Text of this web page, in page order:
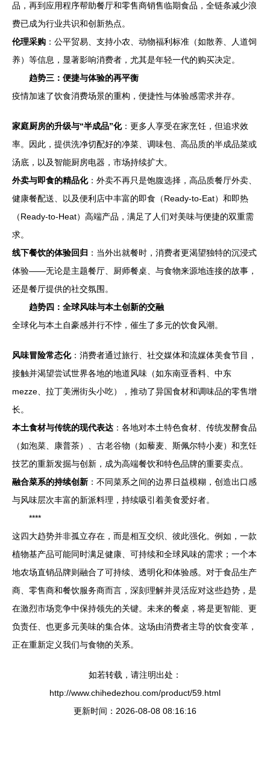
品，再到应用程序帮助餐厅和零售商销售临期食品，全链条减少浪
费已成为行业共识和创新热点。
伦理采购 ：公平贸易、支持小农、动物福利标准（如散养、人道饲
养）等信息，显著影响消费者，尤其是年轻一代的购买决定。
趋势三：便捷与体验的再平衡
疫情加速了饮食消费场景的重构，便捷性与体验感需求并存。
家庭厨房的升级与“半成品”化：更多人享受在家烹饪，但追求效
率。因此，提供洗净切配好的净菜、调味包、高品质的半成品菜或
汤底，以及智能厨房电器，市场持续扩大。
外卖与即食的精品化：外卖不再只是饱腹选择，高品质餐厅外卖、
健康餐配送、以及便利店中丰富的即食（Ready-to-Eat）和即热
（Ready-to-Heat）高端产品，满足了人们对美味与便捷的双重需
求。
线下餐饮的体验回归 ：当外出就餐时，消费者更渴望独特的沉浸式
体验——无论是主题餐厅、厨师餐桌、与食物来源地连接的故事，
还是餐厅提供的社交氛围。
趋势四：全球风味与本土创新的交融
全球化与本土自豪感并行不悖，催生了多元的饮食风潮。
风味冒险常态化：消费者通过旅行、社交媒体和流媒体美食节目，
接触并渴望尝试世界各地的地道风味（如东南亚香料、中东
mezze、拉丁美洲街头小吃），推动了异国食材和调味品的零售增
长。
本土食材与传统的现代表达 ：各地对本土特色食材、传统发酵食品
（如泡菜、康普茶）、古老谷物（如藜麦、斯佩尔特小麦）和烹饪
技艺的重新发掘与创新，成为高端餐饮和特色品牌的重要卖点。
融合菜系的持续创新 ：不同菜系之间的边界日益模糊，创造出口感
与风味层次丰富的新派料理，持续吸引着美食爱好者。
****
这四大趋势并非孤立存在，而是相互交织、彼此强化。例如，一款
植物基产品可能同时满足健康、可持续和全球风味的需求；一个本
地农场直销品牌则融合了可持续、透明化和体验感。对于食品生产
商、零售商和餐饮服务商而言，深刻理解并灵活应对这些趋势，是
在激烈市场竞争中保持领先的关键。未来的餐桌，将是更智能、更
负责任、也更多元美味的集合体。这场由消费者主导的饮食变革，
正在重新定义我们与食物的关系。
如若转载，请注明出处：
http://www.chihedezhou.com/product/59.html
更新时间：2026-08-08 08:16:16